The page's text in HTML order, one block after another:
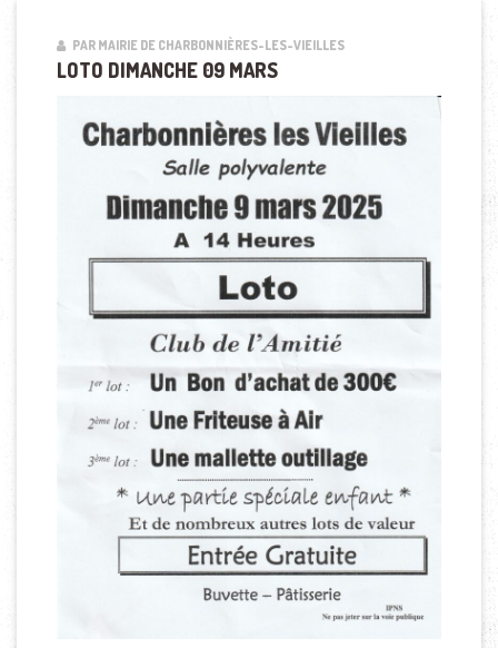
PAR MAIRIE DE CHARBONNIÈRES-LES-VIEILLES
LOTO DIMANCHE 09 MARS